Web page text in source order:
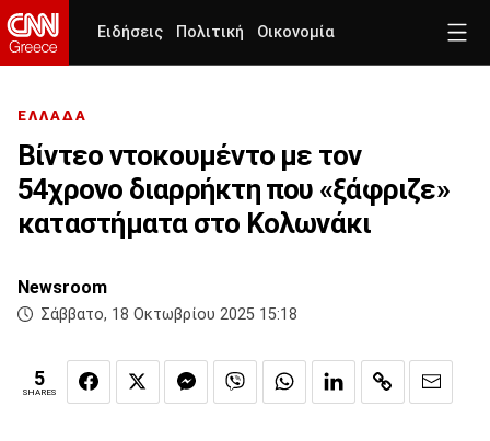
Ειδήσεις Πολιτική Οικονομία
ΕΛΛΑΔΑ
Βίντεο ντοκουμέντο με τον
54χρονο διαρρήκτη που «ξάφριζε»
καταστήματα στο Κολωνάκι
Newsroom
Σάββατο, 18 Οκτωβρίου 2025 15:18
5
SHARES